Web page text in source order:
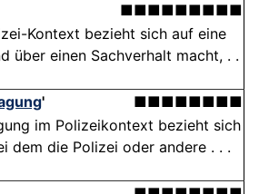
■■■■■■■■■
Kontext bezieht sich auf eine
über einen Sachverhalt macht, . .
'
■■■■■■■■
im Polizeikontext bezieht sich
dem die Polizei oder andere . . .